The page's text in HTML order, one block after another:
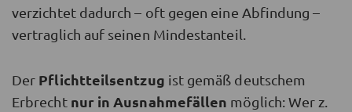
verzichtet dadurch – oft gegen eine Abfindung –
vertraglich auf seinen Mindestanteil.
Der Pflichtteilsentzug ist gemäß deutschem
Erbrecht nur in Ausnahmefällen möglich: Wer z.